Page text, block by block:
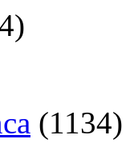
(1134)